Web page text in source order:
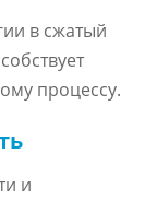
в сжатый
процессу.
и